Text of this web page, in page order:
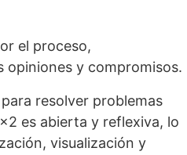
el proceso,
opiniones y compromisos.
resolver problemas
es abierta y reflexiva, lo
visualización y